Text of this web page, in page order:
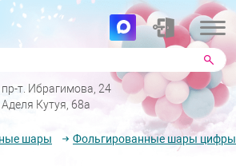
пр-т. Ибрагимова, 24
Аделя Кутуя, 68а
шары Фольгированные шары цифры